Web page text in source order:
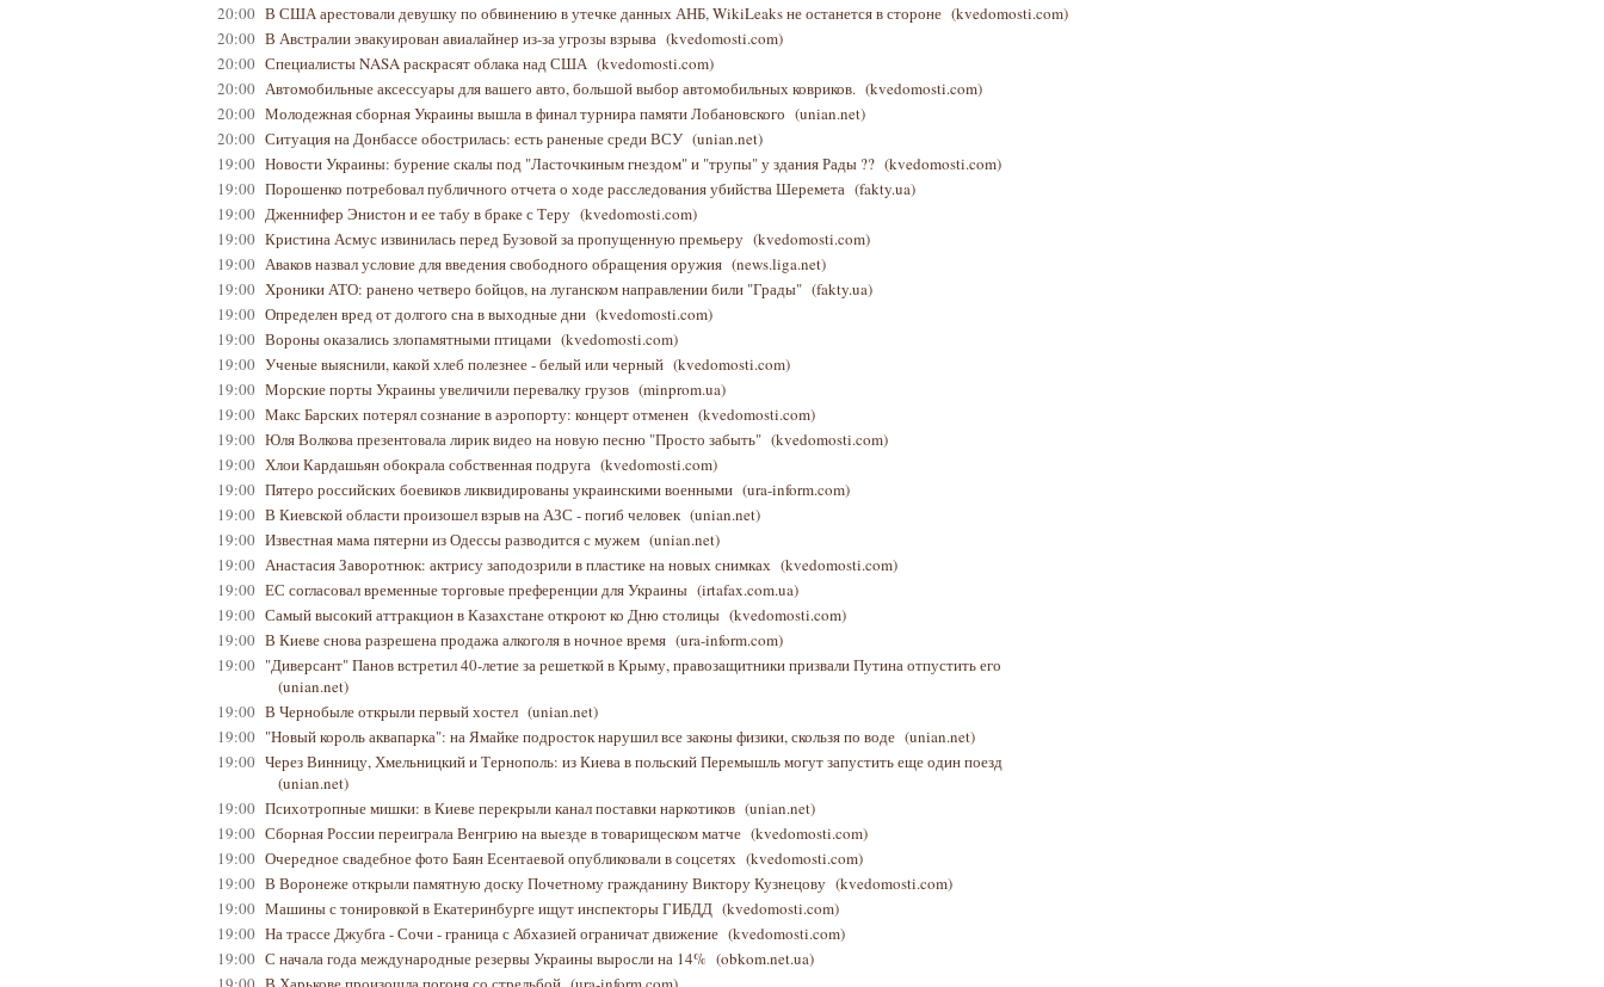
20:00 В США арестовали девушку по обвинению в утечке данных АНБ, WikiLeaks не останется в стороне (kvedomosti.com)
20:00 В Австралии эвакуирован авиалайнер из-за угрозы взрыва (kvedomosti.com)
20:00 Специалисты NASA раскрасят облака над США (kvedomosti.com)
20:00 Автомобильные аксессуары для вашего авто, большой выбор автомобильных ковриков. (kvedomosti.com)
20:00 Молодежная сборная Украины вышла в финал турнира памяти Лобановского (unian.net)
20:00 Ситуация на Донбассе обострилась: есть раненые среди ВСУ (unian.net)
19:00 Новости Украины: бурение скалы под "Ласточкиным гнездом" и "трупы" у здания Рады ?? (kvedomosti.com)
19:00 Порошенко потребовал публичного отчета о ходе расследования убийства Шеремета (fakty.ua)
19:00 Дженнифер Энистон и ее табу в браке с Теру (kvedomosti.com)
19:00 Кристина Асмус извинилась перед Бузовой за пропущенную премьеру (kvedomosti.com)
19:00 Аваков назвал условие для введения свободного обращения оружия (news.liga.net)
19:00 Хроники АТО: ранено четверо бойцов, на луганском направлении били "Грады" (fakty.ua)
19:00 Определен вред от долгого сна в выходные дни (kvedomosti.com)
19:00 Вороны оказались злопамятными птицами (kvedomosti.com)
19:00 Ученые выяснили, какой хлеб полезнее - белый или черный (kvedomosti.com)
19:00 Морские порты Украины увеличили перевалку грузов (minprom.ua)
19:00 Макс Барских потерял сознание в аэропорту: концерт отменен (kvedomosti.com)
19:00 Юля Волкова презентовала лирик видео на новую песню "Просто забыть" (kvedomosti.com)
19:00 Хлои Кардашьян обокрала собственная подруга (kvedomosti.com)
19:00 Пятеро российских боевиков ликвидированы украинскими военными (ura-inform.com)
19:00 В Киевской области произошел взрыв на АЗС - погиб человек (unian.net)
19:00 Известная мама пятерни из Одессы разводится с мужем (unian.net)
19:00 Анастасия Заворотнюк: актрису заподозрили в пластике на новых снимках (kvedomosti.com)
19:00 ЕС согласовал временные торговые преференции для Украины (irtafax.com.ua)
19:00 Самый высокий аттракцион в Казахстане откроют ко Дню столицы (kvedomosti.com)
19:00 В Киеве снова разрешена продажа алкоголя в ночное время (ura-inform.com)
19:00 "Диверсант" Панов встретил 40-летие за решеткой в Крыму, правозащитники призвали Путина отпустить его
(unian.net)
19:00 В Чернобыле открыли первый хостел (unian.net)
19:00 "Новый король аквапарка": на Ямайке подросток нарушил все законы физики, скользя по воде (unian.net)
19:00 Через Винницу, Хмельницкий и Тернополь: из Киева в польский Перемышль могут запустить еще один поезд
(unian.net)
19:00 Психотропные мишки: в Киеве перекрыли канал поставки наркотиков (unian.net)
19:00 Сборная России переиграла Венгрию на выезде в товарищеском матче (kvedomosti.com)
19:00 Очередное свадебное фото Баян Есентаевой опубликовали в соцсетях (kvedomosti.com)
19:00 В Воронеже открыли памятную доску Почетному гражданину Виктору Кузнецову (kvedomosti.com)
19:00 Машины с тонировкой в Екатеринбурге ищут инспекторы ГИБДД (kvedomosti.com)
19:00 На трассе Джубга - Сочи - граница с Абхазией ограничат движение (kvedomosti.com)
19:00 С начала года международные резервы Украины выросли на 14% (obkom.net.ua)